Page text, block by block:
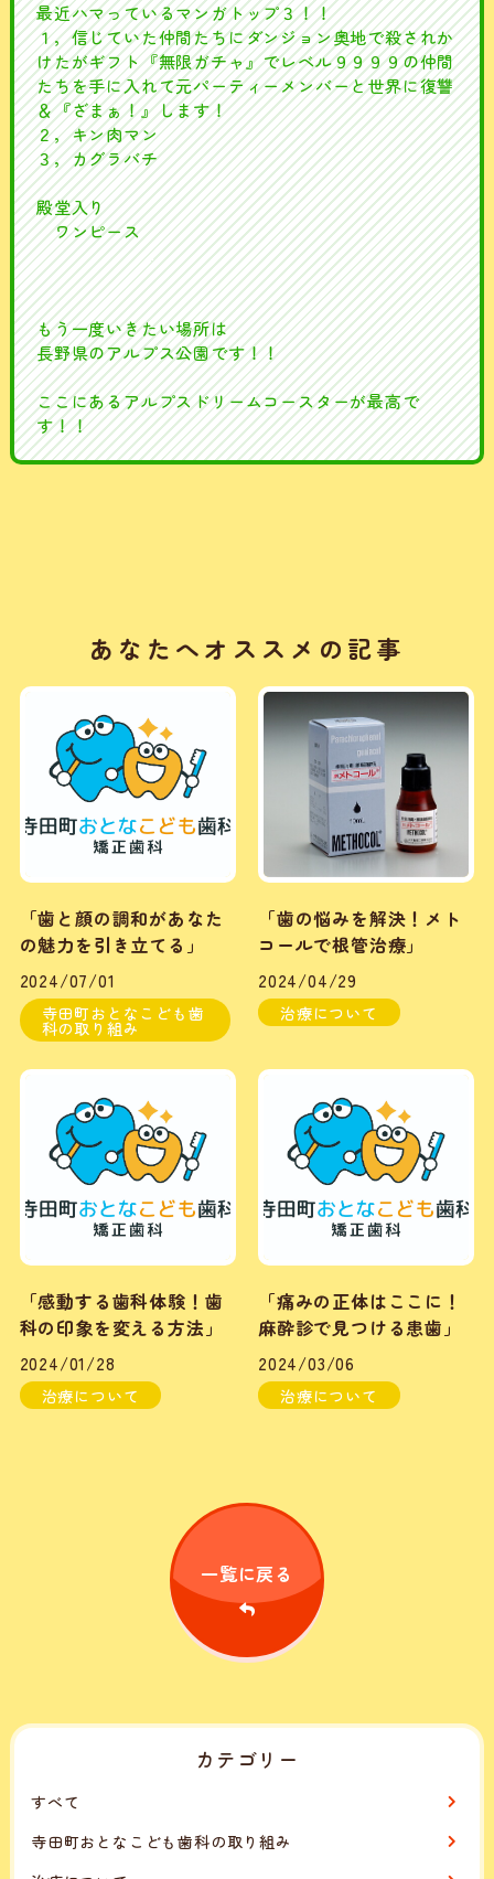
最近ハマっているマンガトップ３！！
１，信じていた仲間たちにダンジョン奥地で殺されか
けたがギフト『無限ガチャ』でレベル９９９９の仲間
たちを手に入れて元パーティーメンバーと世界に復讐
＆『ざまぁ！』します！
２，キン肉マン
３，カグラバチ
殿堂入り
ワンピース
もう一度いきたい場所は
長野県のアルプス公園です！！
ここにあるアルプスドリームコースターが最高で
す！！
あなたへオススメの記事
「歯と顔の調和があなた
の魅力を引き立てる」
2024/07/01
寺田町おとなこども歯
科の取り組み
「歯の悩みを解決！メト
コールで根管治療」
2024/04/29
治療について
「感動する歯科体験！歯
科の印象を変える方法」
2024/01/28
治療について
「痛みの正体はここに！
麻酔診で見つける患歯」
2024/03/06
治療について
一覧に戻る
カテゴリー
すべて
寺田町おとなこども歯科の取り組み